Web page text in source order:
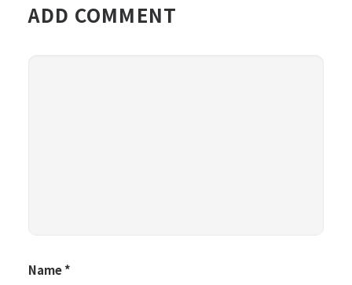
ADD COMMENT
Name*